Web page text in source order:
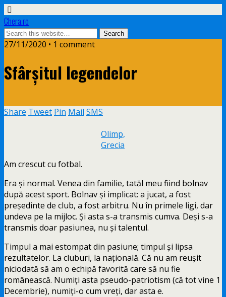
Chera.ro
27/11/2020 • 1 comment
Sfârșitul legendelor
Share Tweet Pin Mail SMS
Olimp,
Grecia
Am crescut cu fotbal.
Era și normal. Venea din familie, tatăl meu fiind bolnav
după acest sport. Bolnav și implicat: a jucat, a fost
președinte de club, a fost arbitru. Nu în primele ligi, dar
undeva pe la mijloc. Și asta s-a transmis cumva. Deși s-a
transmis doar pasiunea, nu și talentul.
Timpul a mai estompat din pasiune; timpul și lipsa
rezultatelor. La cluburi, la națională. Că nu am reușit
niciodată să am o echipă favorită care să nu fie
românească. Numiți asta pseudo-patriotism (că tot vine 1
Decembrie), numiți-o cum vreți, dar asta e.